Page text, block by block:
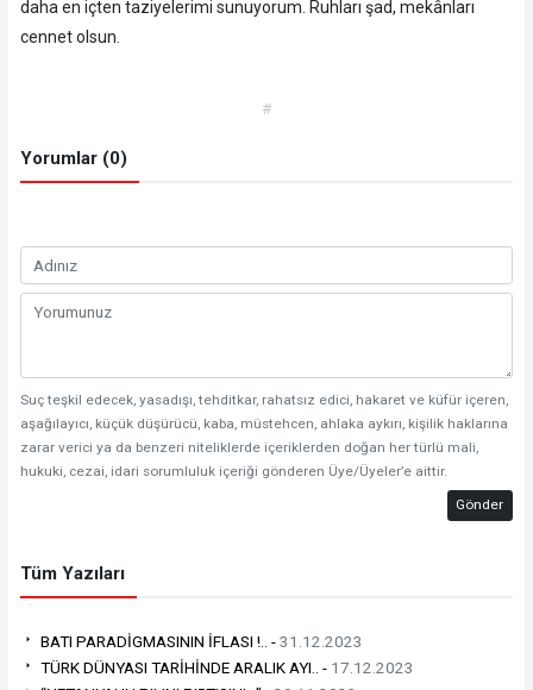
daha en içten taziyelerimi sunuyorum. Ruhları şad, mekânları
cennet olsun.
#
Yorumlar (0)
Suç teşkil edecek, yasadışı, tehditkar, rahatsız edici, hakaret ve küfür içeren,
aşağılayıcı, küçük düşürücü, kaba, müstehcen, ahlaka aykırı, kişilik haklarına
zarar verici ya da benzeri niteliklerde içeriklerden doğan her türlü mali,
hukuki, cezai, idari sorumluluk içeriği gönderen Üye/Üyeler’e aittir.
Gönder
Tüm Yazıları
BATI PARADİGMASININ İFLASI !.. -31.12.2023
TÜRK DÜNYASI TARİHİNDE ARALIK AYI.. - 17.12.2023